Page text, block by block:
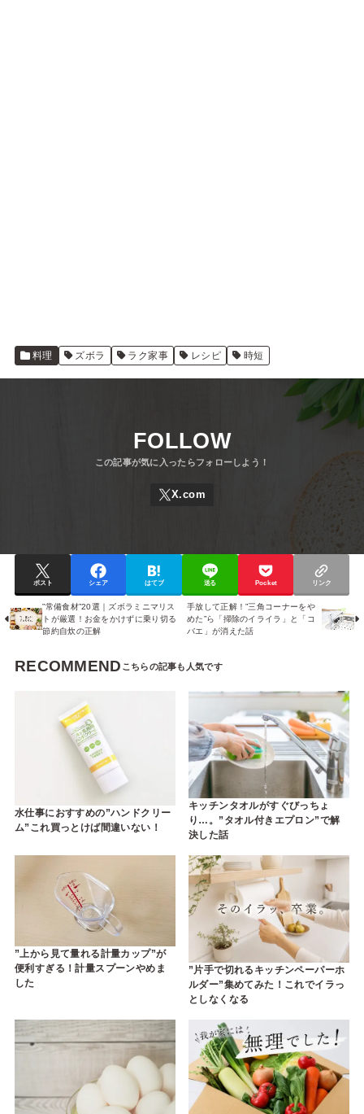
料理 ズボラ ラク家事 レシピ 時短
FOLLOW
ポスト シェア はてブ 送る Pocket リンク
”常備食材”20選｜ズボラミニマリス
トが厳選！お金をかけずに乗り切る
節約自炊の正解
手放して正解！”三角コーナーをや
めた”ら「掃除のイライラ」と「コ
バエ」が消えた話
RECOMMEND
水仕事におすすめの”ハンドクリー
ム”これ買っとけば間違いない！
キッチンタオルがすぐびっちょ
り…。”タオル付きエプロン”で解
決した話
”上から見て量れる計量カップ”が
便利すぎる！計量スプーンやめま
した
”片手で切れるキッチンペーパーホ
ルダー”集めてみた！これでイラっ
としなくなる